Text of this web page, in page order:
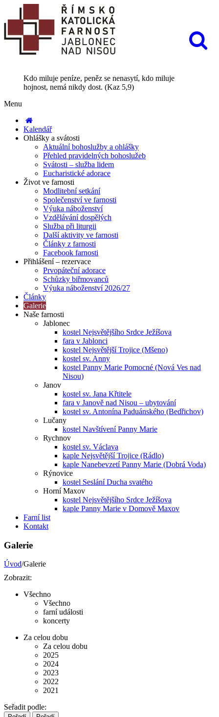
Kdo miluje peníze, peněz se nenasytí, kdo miluje
hojnost, nemá nikdy dost. (Kaz 5,9)
Menu
Kalendář
Ohlášky a svátosti
Aktuální bohoslužby a ohlášky
Přehled pravidelných bohoslužeb
Svátosti – služba lidem
Eucharistické adorace
Život ve farnosti
Modlitební setkání
Společenství ve farnosti
Výuka náboženství
Vzdělávání dospělých
Služba při liturgii
Další aktivity ve farnosti
Články z farnosti
Facebook farnosti
Přihlášení – rezervace
Prvopáteční adorace
Schůzky biřmovanců
Výuka náboženství 2026/27
Články
Galerie
Naše farnosti
Jablonec
kostel Nejsvětějšího Srdce Ježíšova
fara v Jablonci
kostel Nejsvětější Trojice (Mšeno)
kostel sv. Anny
kostel Panny Marie Pomocné (Nová Ves nad
Nisou)
Janov
kostel sv. Jana Křtitele
fara v Janově nad Nisou – ubytování
kostel sv. Antonína Paduánského (Bedřichov)
Lučany
kostel Navštívení Panny Marie
Rychnov
kostel sv. Václava
kaple Nejsvětější Trojice (Rádlo)
kaple Nanebevzetí Panny Marie (Dobrá Voda)
Rýnovice
kostel Seslání Ducha svatého
Horní Maxov
kostel Nejsvětějšího Srdce Ježíšova
kaple Panny Marie v Domově Maxov
Farní list
Kontakt
Galerie
Úvod/Galerie
Zobrazit:
Všechno
Všechno
farní události
koncerty
Za celou dobu
Za celou dobu
2025
2024
2023
2022
2021
Seřadit podle: